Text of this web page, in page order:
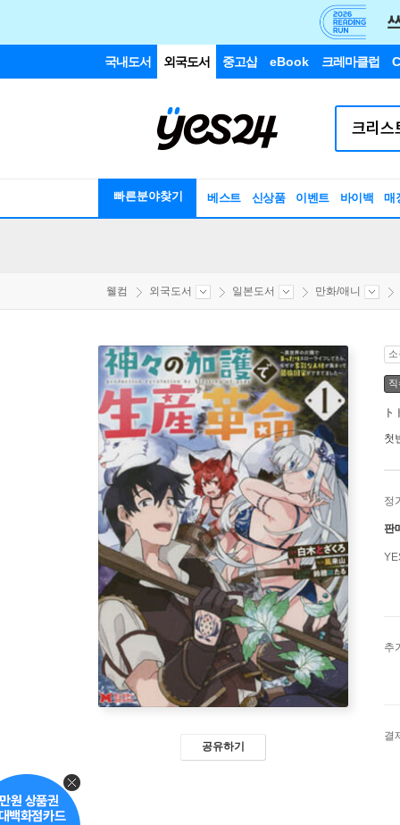
국내도서 외국도서 중고샵 eBook 크레마클럽
빠른분야찾기 베스트 신상품 이벤트 바이백 매
웰컴 외국도서 일본도서 만화/애니
공유하기
ト
첫
정
판
추
결